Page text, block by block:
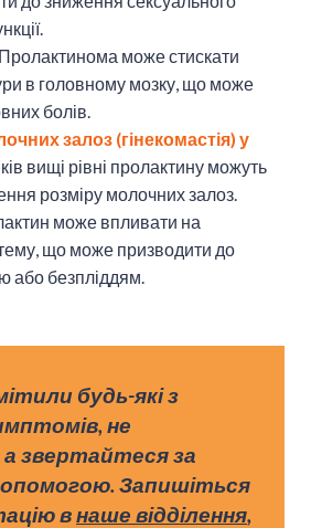
Пролактинома може стискати
в головному мозку, що може
болів.
залоз (гінекомастія) у
вищі рівні пролактину можуть
розміру молочних залоз.
може впливати на
що може призводити до
або безпліддям.
будь-які з
не
а звертайтеся за
Запишіться
внаше відділення,